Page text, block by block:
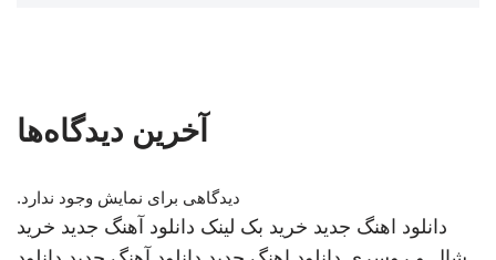
آخرین دیدگاه‌ها
دیدگاهی برای نمایش وجود ندارد.
دانلود اهنگ جدید خرید بک لینک دانلود آهنگ جدید خرید